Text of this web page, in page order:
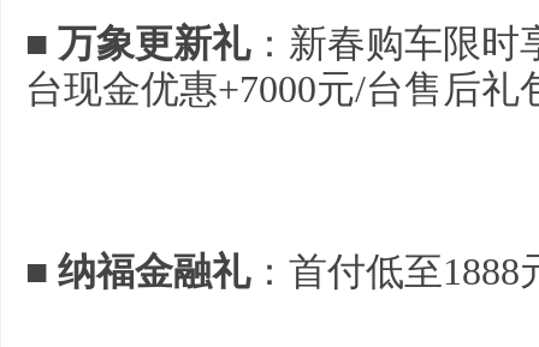
■ 万象更新礼：新春购车限时
台现金优惠+7000元/台售后礼
■ 纳福金融礼：首付低至1888